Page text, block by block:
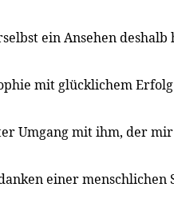
ein Ansehen deshalb
mit glücklichem
Umgang mit ihm, der mir
einer menschlichen